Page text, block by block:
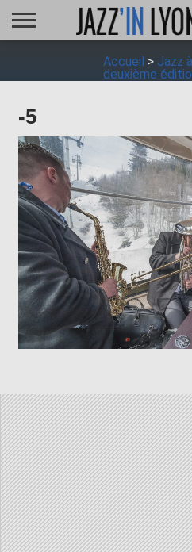
JAZZ
Accueil > Jazz
deuxième
-5